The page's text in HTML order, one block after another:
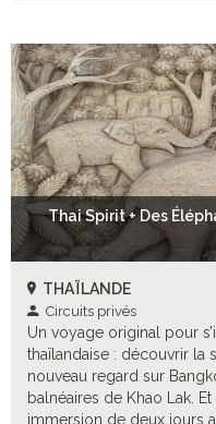
Thai Spirit + Des
THAÏLANDE
Circuits privés
Un voyage original pour
thaïlandaise : découvrir la
nouveau regard sur
balnéaires de Khao Lak.
immersion de deux jours